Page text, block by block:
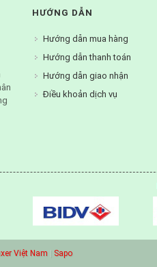
HƯỚNG DẪN
Hướng dẫn mua hàng
Hướng dẫn thanh toán
Hướng dẫn giao nhận
Điều khoản dịch vụ
Việt Nam
Sapo